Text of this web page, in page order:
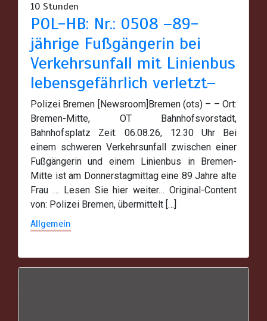
10 Stunden
POL-HB: Nr.: 0508 –89-
jährige Fußgängerin bei
Verkehrsunfall mit Linienbus
lebensgefährlich verletzt–
Polizei Bremen [Newsroom]Bremen (ots) – – Ort:
Bremen-Mitte, OT Bahnhofsvorstadt,
Bahnhofsplatz Zeit: 06.08.26, 12.30 Uhr Bei
einem schweren Verkehrsunfall zwischen einer
Fußgängerin und einem Linienbus in Bremen-
Mitte ist am Donnerstagmittag eine 89 Jahre alte
Frau … Lesen Sie hier weiter… Original-Content
von: Polizei Bremen, übermittelt […]
Allgemein